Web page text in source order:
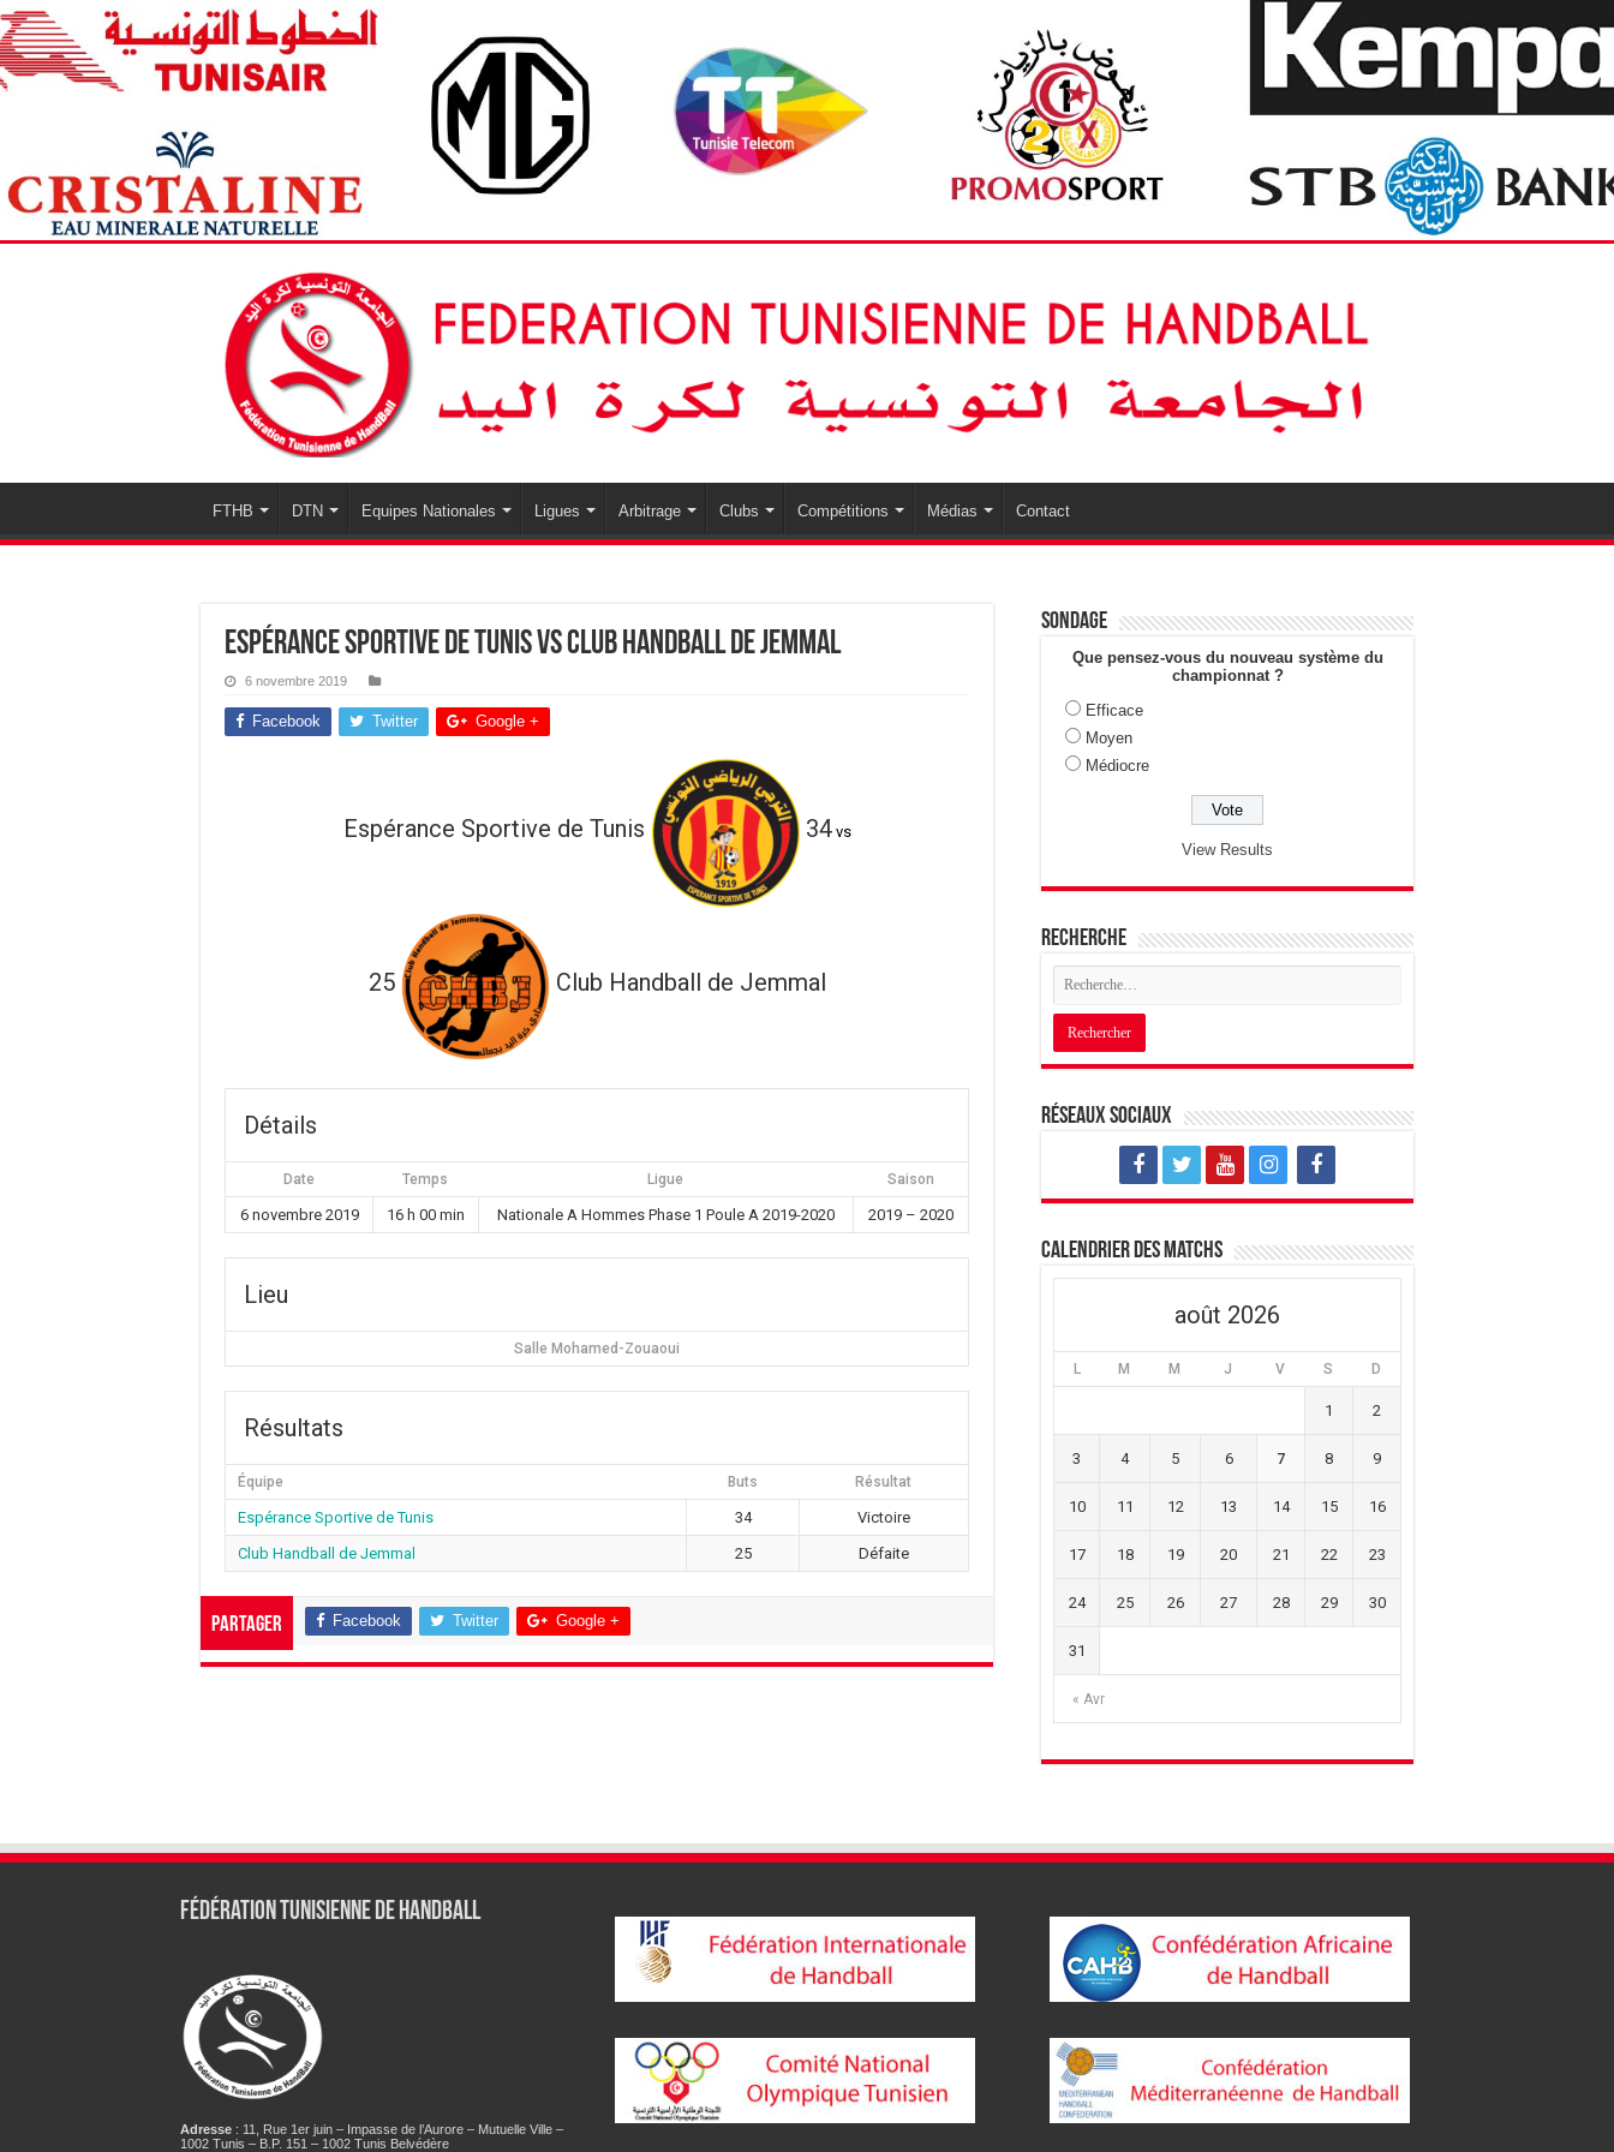
FTHB DTN Equipes Nationales Ligues Arbitrage Clubs Compétitions Médias Contact
Espérance Sportive de Tunis vs Club Handball de Jemmal
6 novembre 2019
Facebook Twitter Google +
Espérance Sportive de Tunis 34vs
25 Club Handball de Jemmal
Détails
Date Temps Ligue Saison
6 novembre 2019 16 h 00 min Nationale A Hommes Phase 1 Poule A 2019-2020 2019 – 2020
Lieu
Salle Mohamed-Zouaoui
Résultats
Équipe Buts Résultat
Espérance Sportive de Tunis 34
Victoire
Club Handball de Jemmal
25 Défaite
Partager Facebook Twitter Google +
Sondage
Que pensez-vous du nouveau système du
championnat ?
Efficace
Moyen
Médiocre
View Results
Recherche
Réseaux sociaux
Calendrier des matchs
août 2026
L M M J V S D
« Avr
1 2
3 4 5 6 7 8 9
10 11 12 13 14 15 16
17 18 19 20 21 22 23
24 25 26 27 28 29 30
31
Fédération tunisienne de Handball
Adresse: 11, Rue 1er juin – Impasse de l’Aurore – Mutuelle Ville –
1002 Tunis – B.P. 151 – 1002 Tunis Belvédère